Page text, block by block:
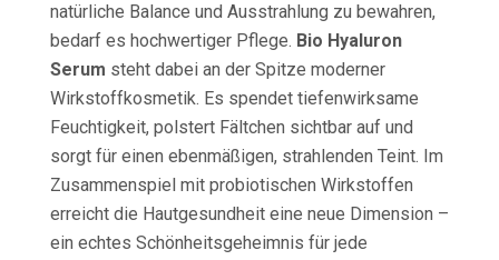
natürliche Balance und Ausstrahlung zu bewahren,
bedarf es hochwertiger Pflege. Bio Hyaluron
Serum steht dabei an der Spitze moderner
Wirkstoffkosmetik. Es spendet tiefenwirksame
Feuchtigkeit, polstert Fältchen sichtbar auf und
sorgt für einen ebenmäßigen, strahlenden Teint. Im
Zusammenspiel mit probiotischen Wirkstoffen
erreicht die Hautgesundheit eine neue Dimension –
ein echtes Schönheitsgeheimnis für jede